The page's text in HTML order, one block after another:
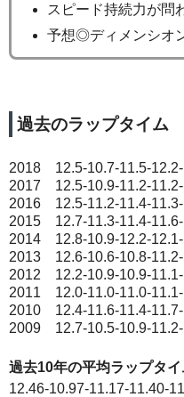
スピード持続力が問
予想◎ディメンシオ
過去のラップタイム
2018 12.5-10.7-11.5-
2017 12.5-10.9-11.2-
2016 12.5-11.2-11.4-
2015 12.7-11.3-11.4-
2014 12.8-10.9-12.2-
2013 12.6-10.6-10.8-11.2-
2012 12.2-10.9-10.9-
2011 12.0-11.0-11.0-
2010 12.4-11.6-11.4-
2009 12.7-10.5-10.9-
過去10年の平均ラップタイ
12.46-10.97-11.17-11.40-